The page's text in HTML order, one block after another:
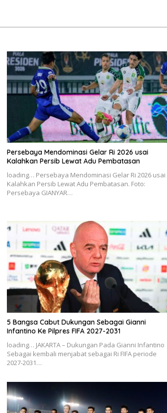
Persebaya Mendominasi Gelar Ri 2026 usai
Kalahkan Persib Lewat Adu Pembatasan
loading… Persebaya Mendominasi Gelar Ri 2026 usai
Kalahkan Persib Lewat Adu Pembatasan. Foto:
Persebaya GIANYAR…
5 Bangsa Cabut Dukungan Sebagai Gianni
Infantino Ke Pilpres FIFA 2027-2031
loading… JAKARTA – Dukungan Pada Gianni Infantino
Sebagai kembali menjabat sebagai Ri FIFA periode
2027-2031…